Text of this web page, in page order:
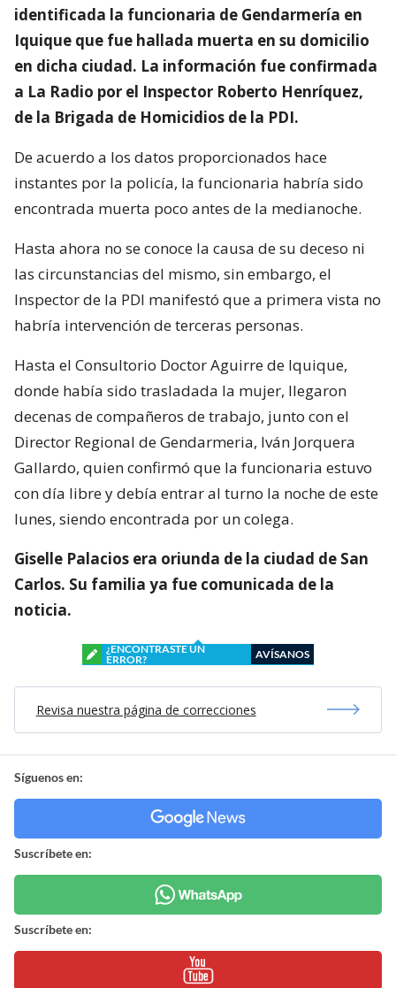
identificada la funcionaria de Gendarmería en
Iquique que fue hallada muerta en su domicilio
en dicha ciudad. La información fue confirmada
a La Radio por el Inspector Roberto Henríquez,
de la Brigada de Homicidios de la PDI.
De acuerdo a los datos proporcionados hace
instantes por la policía, la funcionaria habría sido
encontrada muerta poco antes de la medianoche.
Hasta ahora no se conoce la causa de su deceso ni
las circunstancias del mismo, sin embargo, el
Inspector de la PDI manifestó que a primera vista no
habría intervención de terceras personas.
Hasta el Consultorio Doctor Aguirre de Iquique,
donde había sido trasladada la mujer, llegaron
decenas de compañeros de trabajo, junto con el
Director Regional de Gendarmeria, Iván Jorquera
Gallardo, quien confirmó que la funcionaria estuvo
con día libre y debía entrar al turno la noche de este
lunes, siendo encontrada por un colega.
Giselle Palacios era oriunda de la ciudad de San
Carlos. Su familia ya fue comunicada de la
noticia.
¿ENCONTRASTE UN
ERROR?
AVÍSANOS
Revisa nuestra página de correcciones
Síguenos en:
Suscríbete en:
Suscríbete en: